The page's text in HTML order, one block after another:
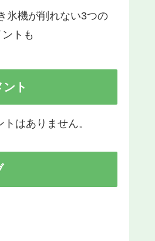
氷機が削れない3つの
トも
ト
はありません。